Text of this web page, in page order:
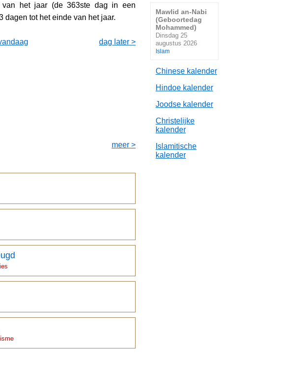
het jaar (de 363ste dag in een
dagen tot het einde van het jaar.
dag later >
meer >
Mawlid an-Nabi
(Geboortedag
Mohammed)
Dinsdag 25
augustus 2026
Islam
Chinese kalender
Hindoe kalender
Joodse kalender
Christelijke
kalender
Islamitische
kalender